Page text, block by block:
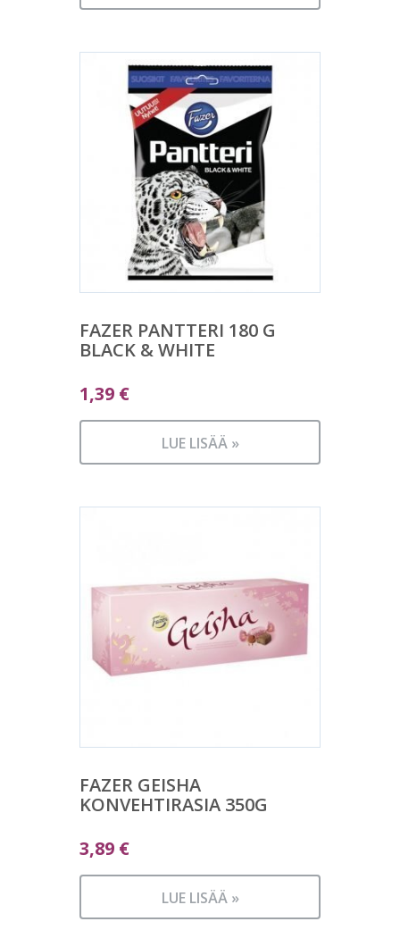
FAZER PANTTERI 180 G
BLACK & WHITE
1,39 €
LUE LISÄÄ »
FAZER GEISHA
KONVEHTIRASIA 350G
3,89 €
LUE LISÄÄ »